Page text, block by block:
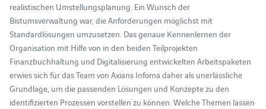
realistischen Umstellungsplanung. Ein Wunsch der
Bistumsverwaltung war, die Anforderungen möglichst mit
Standardlösungen umzusetzen. Das genaue Kennenlernen der
Organisation mit Hilfe von in den beiden Teilprojekten
Finanzbuchhaltung und Digitalisierung entwickelten Arbeitspaketen
erwies sich für das Team von Axians Infoma daher als unerlässliche
Grundlage, um die passenden Lösungen und Konzepte zu den
identifizierten Prozessen vorstellen zu können. Welche Themen lassen